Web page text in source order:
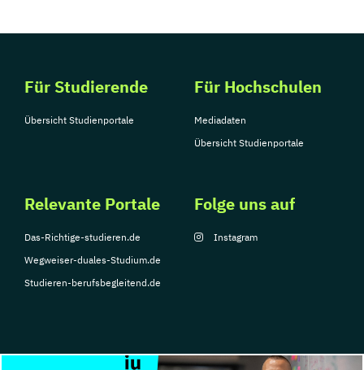
Für Studierende
Übersicht Studienportale
Für Hochschulen
Mediadaten
Übersicht Studienportale
Relevante Portale
Das-Richtige-studieren.de
Wegweiser-duales-Studium.de
Studieren-berufsbegleitend.de
Folge uns auf
Instagram